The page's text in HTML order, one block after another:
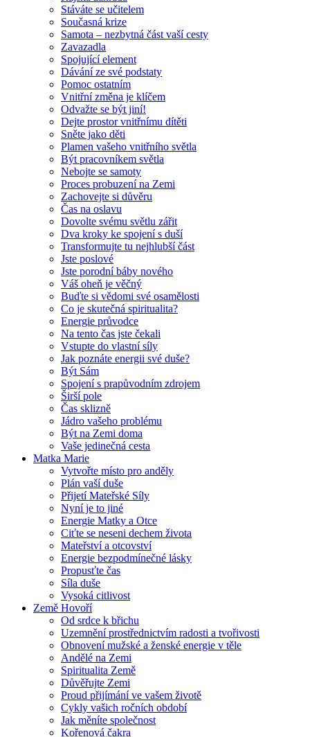
Stáváte se učitelem
Současná krize
Samota – nezbytná část vaší cesty
Zavazadla
Spojující element
Dávání ze své podstaty
Pomoc ostatním
Vnitřní změna je klíčem
Odvažte se být jiní!
Dejte prostor vnitřnímu dítěti
Sněte jako děti
Plamen vašeho vnitřního světla
Být pracovníkem světla
Nebojte se samoty
Proces probuzení na Zemi
Zachovejte si důvěru
Čas na oslavu
Dovolte svému světlu zářit
Dva kroky ke spojení s duší
Transformujte tu nejhlubší část
Jste poslové
Jste porodní báby nového
Váš oheň je věčný
Buďte si vědomi své osamělosti
Co je skutečná spiritualita?
Energie průvodce
Na tento čas jste čekali
Vstupte do vlastní síly
Jak poznáte energii své duše?
Být Sám
Spojení s prapůvodním zdrojem
Širší pole
Čas sklizně
Jádro vašeho problému
Být na Zemi doma
Vaše jedinečná cesta
Matka Marie
Vytvořte místo pro anděly
Plán vaší duše
Přijetí Mateřské Síly
Nyní je to jiné
Energie Matky a Otce
Ciťte se neseni dechem života
Mateřství a otcovství
Energie bezpodmínečné lásky
Propusťte čas
Síla duše
Vysoká citlivost
Země Hovoří
Od srdce k břichu
Uzemnění prostřednictvím radosti a tvořivosti
Obnovení mužské a ženské energie v těle
Andělé na Zemi
Spiritualita Země
Důvěřujte Zemi
Proud přijímání ve vašem životě
Cykly vašich ročních období
Jak měníte společnost
Kořenová čakra